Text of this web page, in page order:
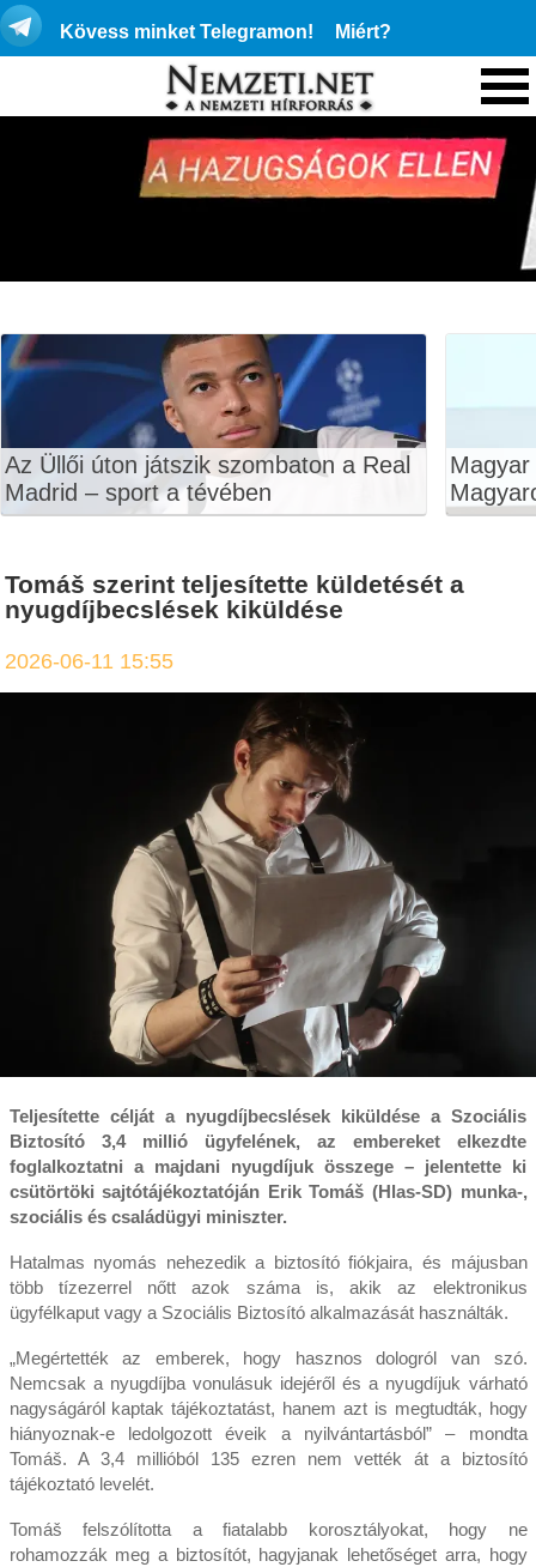
Kövess minket Telegramon! Miért?
Az Üllői úton játszik szombaton a Real
Madrid – sport a tévében
Tomáš szerint teljesítette küldetését a
nyugdíjbecslések kiküldése
2026-06-11 15:55
Teljesítette célját a nyugdíjbecslések kiküldése a Szociális
Biztosító 3,4 millió ügyfelének, az embereket elkezdte
foglalkoztatni a majdani nyugdíjuk összege – jelentette ki
csütörtöki sajtótájékoztatóján Erik Tomáš (Hlas-SD) munka-,
szociális és családügyi miniszter.
Hatalmas nyomás nehezedik a biztosító fiókjaira, és májusban
több tízezerrel nőtt azok száma is, akik az elektronikus
ügyfélkaput vagy a Szociális Biztosító alkalmazását használták.
„Megértették az emberek, hogy hasznos dologról van szó.
Nemcsak a nyugdíjba vonulásuk idejéről és a nyugdíjuk várható
nagyságáról kaptak tájékoztatást, hanem azt is megtudták, hogy
hiányoznak-e ledolgozott éveik a nyilvántartásból” – mondta
Tomáš. A 3,4 millióból 135 ezren nem vették át a biztosító
tájékoztató levelét.
Tomáš felszólította a fiatalabb korosztályokat, hogy ne
rohamozzák meg a biztosítót, hagyjanak lehetőséget arra, hogy